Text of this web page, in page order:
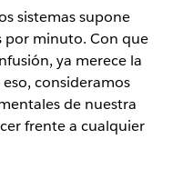
sistemas supone
por minuto. Con que
ya merece la
consideramos
de nuestra
frente a cualquier